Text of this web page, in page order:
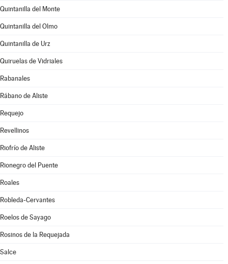
Quintanilla del Monte
Quintanilla del Olmo
Quintanilla de Urz
Quiruelas de Vidriales
Rabanales
Rábano de Aliste
Requejo
Revellinos
Riofrío de Aliste
Rionegro del Puente
Roales
Robleda-Cervantes
Roelos de Sayago
Rosinos de la Requejada
Salce